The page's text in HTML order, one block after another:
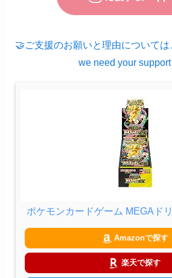
🤝ご支援のお願いと理由について
we need your
ポケモンカードゲーム MEGAド
Amazonで探す
楽天で探す